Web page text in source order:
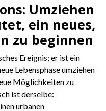
Umziehen
ein neues,
zu beginnen
Ereignis; er ist ein
Lebensphase umziehen
Möglichkeiten zu
ist derselbe:
urbanen